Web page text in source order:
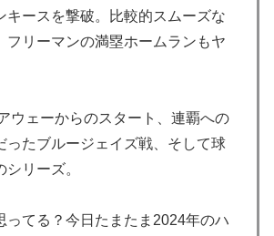
【熊本地震】
長の安土城の復元図と建築技術の高さに
」→「当時の技術力に言葉を失う‥」
ファー！現地サポが騒然！【海外の反
のレベルか？」ブライトンが上田綺世の
が違う」冨安健洋、パレス移籍当日にデ
キースを撃破。比較的スムーズな
フリーマンの満塁ホームランもヤ
ウェーからのスタート、連覇への
ったブルージェイズ戦、そして球
リーズ。
ってる？今日たまたま2024年のハ